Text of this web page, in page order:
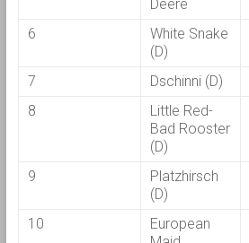
Deere
6
White Snake
(D)
7 Dschinni (D)
8
Little Red-
Bad Rooster
(D)
9
Platzhirsch
(D)
10
European